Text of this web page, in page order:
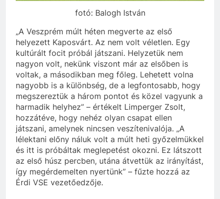
fotó: Balogh István
„A Veszprém múlt héten megverte az első
helyezett Kaposvárt. Az nem volt véletlen. Egy
kultúrált focit próbál játszani. Helyzetük nem
nagyon volt, nekünk viszont már az elsőben is
voltak, a másodikban meg főleg. Lehetett volna
nagyobb is a különbség, de a legfontosabb, hogy
megszereztük a három pontot és közel vagyunk a
harmadik helyhez” – értékelt Limperger Zsolt,
hozzátéve, hogy nehéz olyan csapat ellen
játszani, amelynek nincsen veszítenivalója. „A
lélektani előny náluk volt a múlt heti győzelmükkel
és itt is próbáltak meglepetést okozni. Ez látszott
az első húsz percben, utána átvettük az irányítást,
így megérdemelten nyertünk” – fűzte hozzá az
Érdi VSE vezetőedzője.